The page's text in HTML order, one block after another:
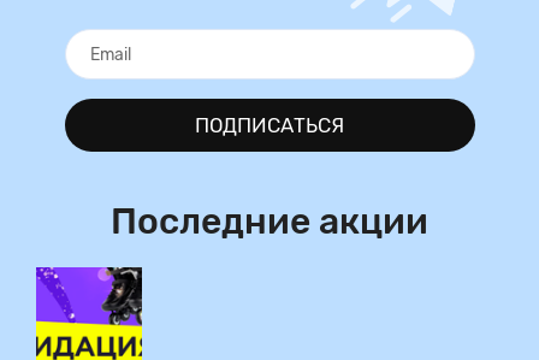
ПОДПИСАТЬСЯ
Последние акции